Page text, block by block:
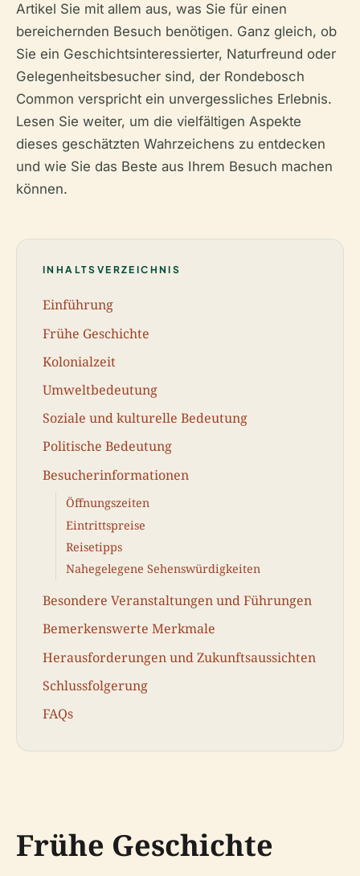
Artikel Sie mit allem aus, was Sie für einen
bereichernden Besuch benötigen. Ganz gleich, ob
Sie ein Geschichtsinteressierter, Naturfreund oder
Gelegenheitsbesucher sind, der Rondebosch
Common verspricht ein unvergessliches Erlebnis.
Lesen Sie weiter, um die vielfältigen Aspekte
dieses geschätzten Wahrzeichens zu entdecken
und wie Sie das Beste aus Ihrem Besuch machen
können.
INHALTSVERZEICHNIS
Einführung
Frühe Geschichte
Kolonialzeit
Umweltbedeutung
Soziale und kulturelle Bedeutung
Politische Bedeutung
Besucherinformationen
Öffnungszeiten
Eintrittspreise
Reisetipps
Nahegelegene Sehenswürdigkeiten
Besondere Veranstaltungen und Führungen
Bemerkenswerte Merkmale
Herausforderungen und Zukunftsaussichten
Schlussfolgerung
FAQs
Frühe Geschichte